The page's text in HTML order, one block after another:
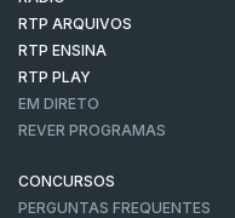
RTP ARQUIVOS
RTP ENSINA
RTP PLAY
EM DIRETO
REVER PROGRAMAS
CONCURSOS
PERGUNTAS FREQUENTES